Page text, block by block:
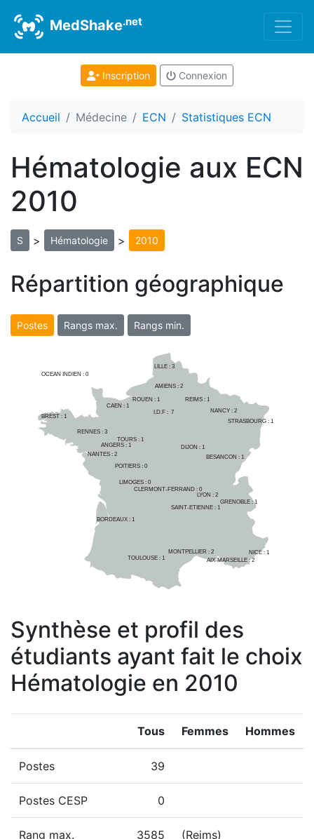
MedShake.net
Inscription Connexion
Accueil Médecine ECN Statistiques ECN
Hématologie aux ECN
2010
S > Hématologie > 2010
Répartition géographique
Postes Rangs max. Rangs min.
AMIENS : 2
LILLE : 3
I.D.F : 7
AIX-MARSEILLE : 2
ANGERS : 1
OCEAN INDIEN : 0
BESANCON : 1
BORDEAUX : 1
BREST : 1
CAEN : 1
CLERMONT-FERRAND : 0
DIJON : 1
GRENOBLE : 1
LIMOGES : 0
LYON : 2
MONTPELLIER : 2
NANCY : 2
NANTES : 2
NICE : 1
POITIERS : 0
REIMS : 1
RENNES : 3
ROUEN : 1
SAINT-ETIENNE : 1
STRASBOURG : 1
TOULOUSE : 1
TOURS : 1
Synthèse et profil des
étudiants ayant fait le choix
Hématologie en 2010
Tous Femmes Hommes
Postes 39
Postes CESP 0
Rang max.
3585 (Reims)